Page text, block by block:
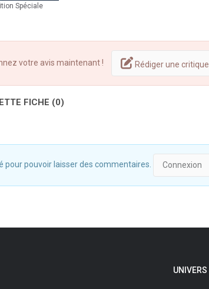
Spéciale
votre avis maintenant ! Rédiger une critique
FICHE (0)
pour pouvoir laisser des commentaires. Connexion
UNIVERS